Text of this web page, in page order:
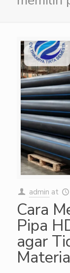
admin at
Cara
Pipa
agar